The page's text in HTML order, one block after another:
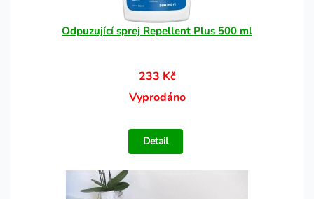
Odpuzující sprej Repellent Plus 500 ml
233 Kč
Vyprodáno
Detail